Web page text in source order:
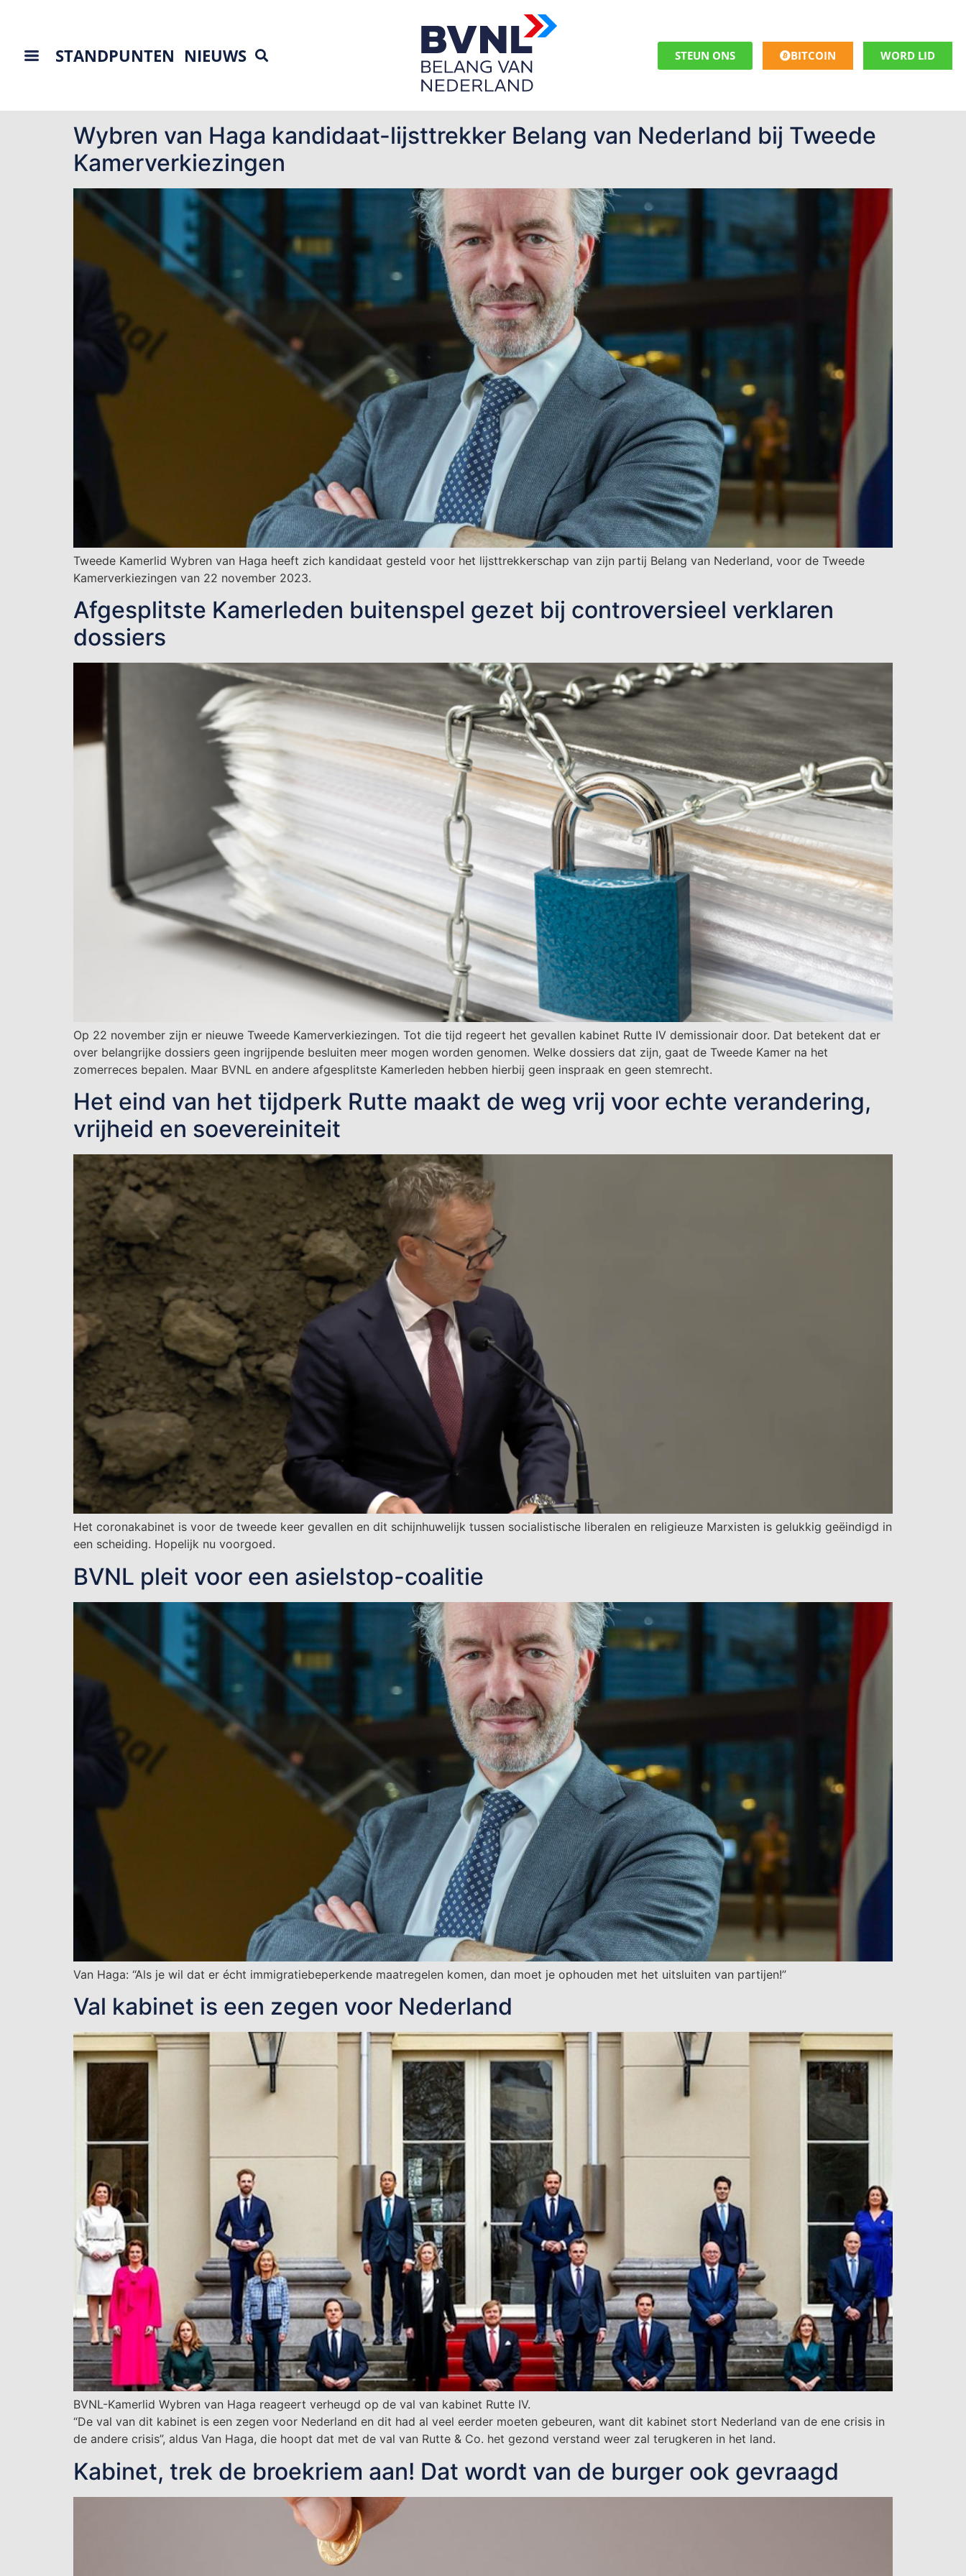
STANDPUNTEN NIEUWS STEUN ONS BITCOIN WORD LID
Wybren van Haga kandidaat-lijsttrekker Belang van Nederland bij Tweede
Kamerverkiezingen
Tweede Kamerlid Wybren van Haga heeft zich kandidaat gesteld voor het lijsttrekkerschap van zijn partij Belang van Nederland, voor de Tweede
Kamerverkiezingen van 22 november 2023.
Afgesplitste Kamerleden buitenspel gezet bij controversieel verklaren
dossiers
Op 22 november zijn er nieuwe Tweede Kamerverkiezingen. Tot die tijd regeert het gevallen kabinet Rutte IV demissionair door. Dat betekent dat er
over belangrijke dossiers geen ingrijpende besluiten meer mogen worden genomen. Welke dossiers dat zijn, gaat de Tweede Kamer na het
zomerreces bepalen. Maar BVNL en andere afgesplitste Kamerleden hebben hierbij geen inspraak en geen stemrecht.
Het eind van het tijdperk Rutte maakt de weg vrij voor echte verandering,
vrijheid en soevereiniteit
Het coronakabinet is voor de tweede keer gevallen en dit schijnhuwelijk tussen socialistische liberalen en religieuze Marxisten is gelukkig geëindigd in
een scheiding. Hopelijk nu voorgoed.
BVNL pleit voor een asielstop-coalitie
Van Haga: “Als je wil dat er écht immigratiebeperkende maatregelen komen, dan moet je ophouden met het uitsluiten van partijen!”
Val kabinet is een zegen voor Nederland
BVNL-Kamerlid Wybren van Haga reageert verheugd op de val van kabinet Rutte IV.
“De val van dit kabinet is een zegen voor Nederland en dit had al veel eerder moeten gebeuren, want dit kabinet stort Nederland van de ene crisis in
de andere crisis”, aldus Van Haga, die hoopt dat met de val van Rutte & Co. het gezond verstand weer zal terugkeren in het land.
Kabinet, trek de broekriem aan! Dat wordt van de burger ook gevraagd